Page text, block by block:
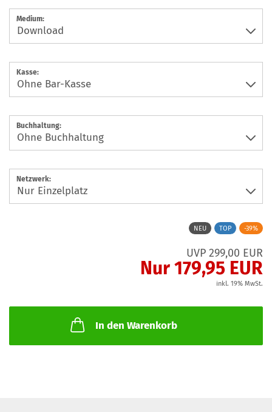
Medium:
Kasse:
Buchhaltung:
Netzwerk:
NEU TOP -39%
UVP 299,00 EUR
Nur 179,95 EUR
inkl. 19% MwSt.
In den Warenkorb